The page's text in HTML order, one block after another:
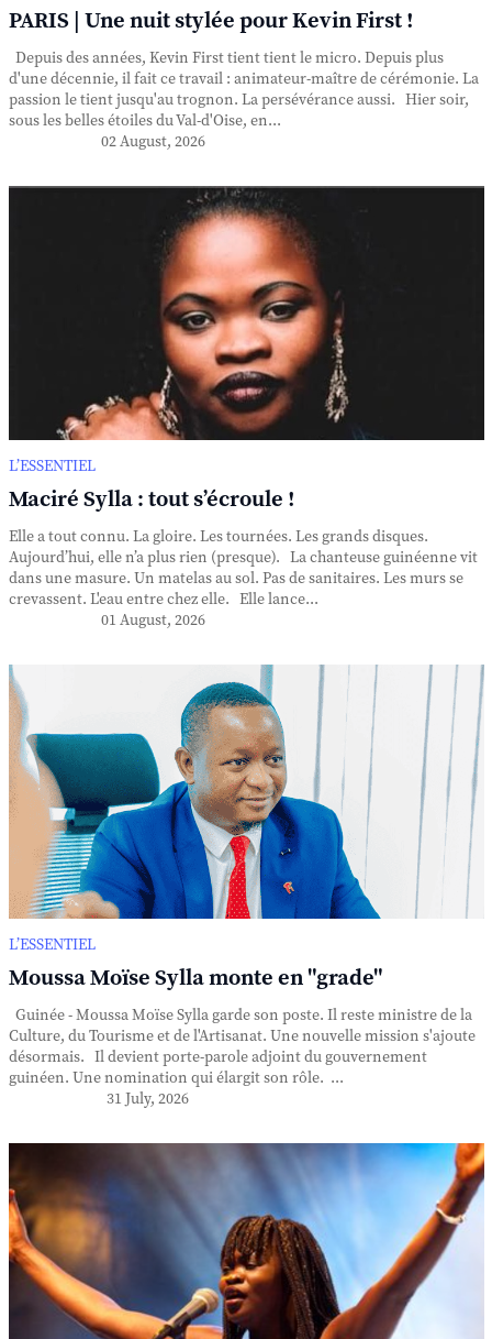
PARIS | Une nuit stylée pour Kevin First !
Depuis des années, Kevin First tient tient le micro. Depuis plus
d'une décennie, il fait ce travail : animateur-maître de cérémonie. La
passion le tient jusqu'au trognon. La persévérance aussi. Hier soir,
sous les belles étoiles du Val-d'Oise, en...
02 August, 2026
L’ESSENTIEL
Maciré Sylla : tout s’écroule !
Elle a tout connu. La gloire. Les tournées. Les grands disques.
Aujourd’hui, elle n’a plus rien (presque). La chanteuse guinéenne vit
dans une masure. Un matelas au sol. Pas de sanitaires. Les murs se
crevassent. L'eau entre chez elle. Elle lance...
01 August, 2026
L’ESSENTIEL
Moussa Moïse Sylla monte en "grade"
Guinée - Moussa Moïse Sylla garde son poste. Il reste ministre de la
Culture, du Tourisme et de l'Artisanat. Une nouvelle mission s'ajoute
désormais. Il devient porte-parole adjoint du gouvernement
guinéen. Une nomination qui élargit son rôle. ...
31 July, 2026